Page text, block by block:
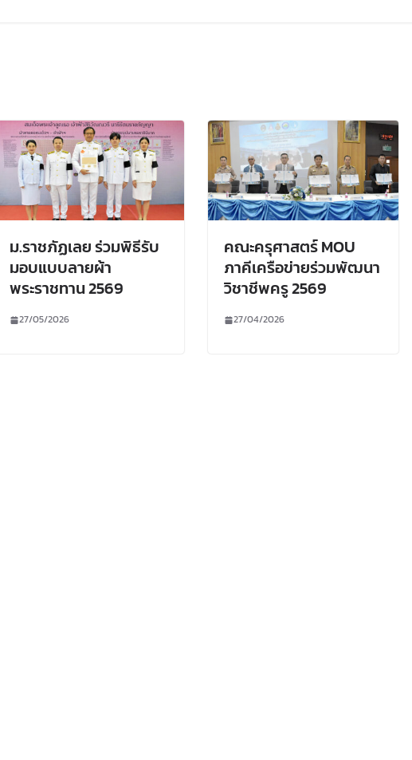
ม.ราชภัฏเลย ร่วมพิธีรับ
มอบแบบลายผ้า
พระราชทาน 2569
27/05/2026
คณะครุศาสตร์ MOU
ภาคีเครือข่ายร่วมพัฒนา
วิชาชีพครู 2569
27/04/2026